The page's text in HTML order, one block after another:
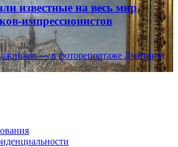
известные на весь мир
импрессионистов
— в фоторепортаже Дмитрия